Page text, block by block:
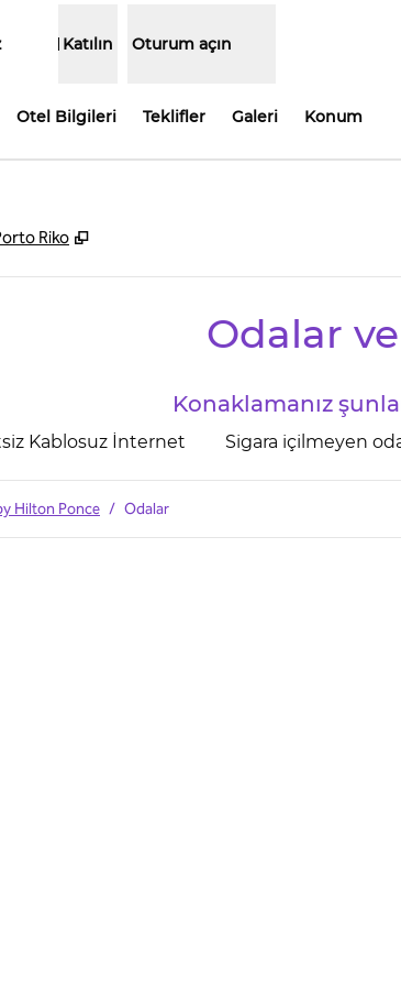
Katılın Oturum açın
Otel Bilgileri Teklifler Galeri Konum
Riko ,
Odalar
Konaklamanız
Kablosuz İnternet Sigara içilmeyen
Hilton Ponce / Odalar